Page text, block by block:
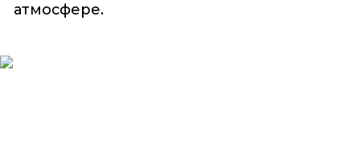
атмосфере.